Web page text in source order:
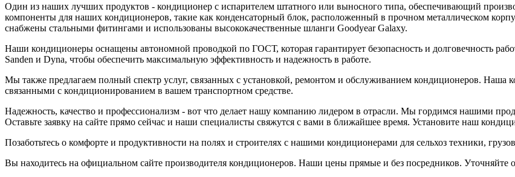
Один из наших лучших продуктов - кондиционер с испарителем штатного или выносного типа, обеспечивающий
компоненты для наших кондиционеров, такие как конденсаторный блок, расположенный в прочном металлическом
снабжены стальными фитингами и использованы высококачественные шланги Goodyear Galaxy.
Наши кондиционеры оснащены автономной проводкой по ГОСТ, которая гарантирует безопасность и долговечность
Sanden и Dyna, чтобы обеспечить максимальную эффективность и надежность в работе.
Мы также предлагаем полный спектр услуг, связанных с установкой, ремонтом и обслуживанием кондиционеров. Наша
связанными с кондиционированием в вашем транспортном средстве.
Надежность, качество и профессионализм - вот что делает нашу компанию лидером в отрасли. Мы гордимся нашими
Оставьте заявку на сайте прямо сейчас и наши специалисты свяжутся с вами в ближайшее время. Установите наш
Позаботьтесь о комфорте и продуктивности на полях и строителях с нашими кондиционерами для сельхоз техники,
Вы находитесь на официальном сайте производителя кондиционеров. Наши цены прямые и без посредников.